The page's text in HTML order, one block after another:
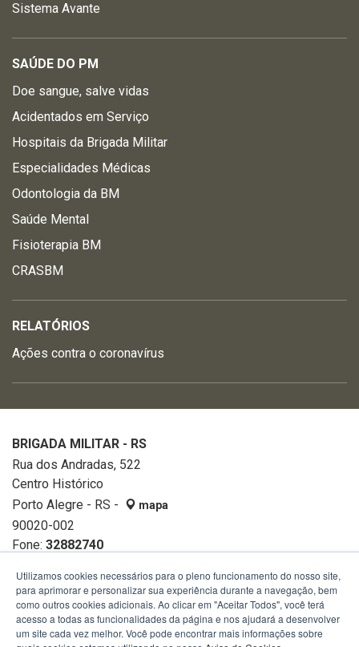
Sistema Avante
SAÚDE DO PM
Doe sangue, salve vidas
Acidentados em Serviço
Hospitais da Brigada Militar
Especialidades Médicas
Odontologia da BM
Saúde Mental
Fisioterapia BM
CRASBM
RELATÓRIOS
Ações contra o coronavírus
BRIGADA MILITAR - RS
Rua dos Andradas, 522
Centro Histórico
Porto Alegre - RS -
mapa
90020-002
Fone: 32882740
Utilizamos cookies necessários para o pleno funcionamento do nosso site,
para aprimorar e personalizar sua experiência durante a navegação, bem
como outros cookies adicionais. Ao clicar em "Aceitar Todos", você terá
acesso a todas as funcionalidades da página e nos ajudará a desenvolver
um site cada vez melhor. Você pode encontrar mais informações sobre